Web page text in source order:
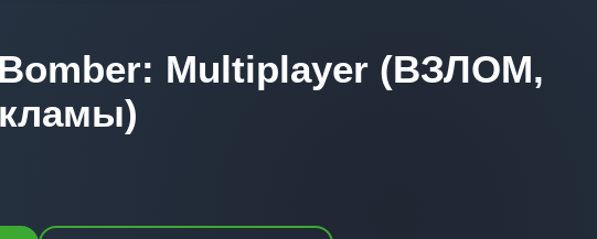
Multiplayer (ВЗЛОМ,